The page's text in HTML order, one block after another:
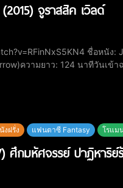
จูราสสิค เวิลด์
ที่ฉาย: 2015หมวดหมู่: แอ็กชัน / ผจญภัย / ไซไฟผู้กำกับ:
ความยาว: 124 นาทีวันเ
งฝรั่ง แฟนตาซี Fantasy โรแม
ศึกมหัศจรรย์ ปาฏิหาริย์